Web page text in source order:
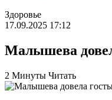
Здоровье
17.09.2025 17:12
Малышева
2 Минуты Читать